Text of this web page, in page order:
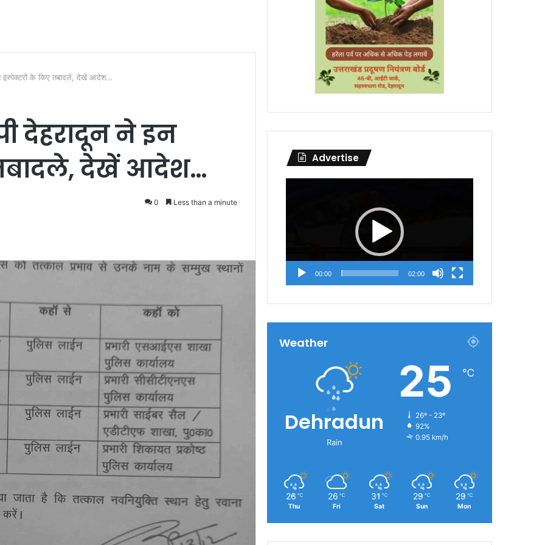
इंस्पेक्टरों के किए तबादले, देखें आदेश…
देहरादून ने इन
देखें आदेश…
0 Less than a minute
Advertise
00:00 02:00
Weather
Dehradun
Rain
25 ℃
26º - 23º
92%
0.95 km/h
26 ℃
Thu
26 ℃
Fri
31 ℃
Sat
29 ℃
Sun
29 ℃
Mon